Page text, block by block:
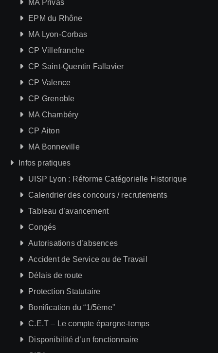
MA Privas
EPM du Rhône
MA Lyon-Corbas
CP Villefranche
CP Saint-Quentin Fallavier
CP Valence
CP Grenoble
MA Chambéry
CP Aiton
MA Bonneville
Infos pratiques
UISP Lyon : Réforme Catégorielle Historique
Calendrier des concours / recrutements
Tableau d’avancement
Congés
Autorisations d’absences
Accident de Service ou de Travail
Délais de route
Protection Statutaire
Bonification du “1/5ème”
C.E.T – Le compte épargne-temps
Disponibilité d’un fonctionnaire